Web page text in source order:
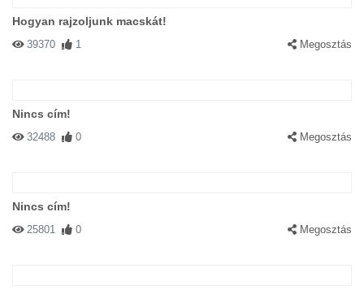
Hogyan rajzoljunk macskát!
39370 1 Megosztás
Nincs cím!
32488 0 Megosztás
Nincs cím!
25801 0 Megosztás